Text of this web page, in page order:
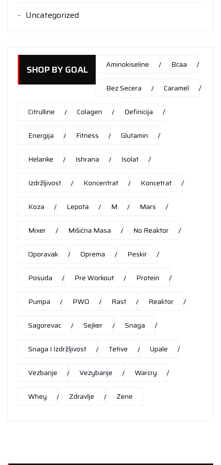
Uncategorized
SHOP BY GOAL Aminokiseline Bcaa
Bez Secera Caramel
Citrulline Colagen Definicija
Energija Fitness Glutamin
Helanke Ishrana Isolat
Izdržljivost Koncentrat Koncetrat
Koza Lepota M Mars
Mixer Mišićna Masa No Reaktor
Oporavak Oprema Peskir
Posuda Pre Workout Protein
Pumpa PWO Rast Reaktor
Sagorevac Sejker Snaga
Snaga I Izdržljivost Tetive Upale
Vezbanje Vezybanje Warcry
Whey Zdravlje Zene